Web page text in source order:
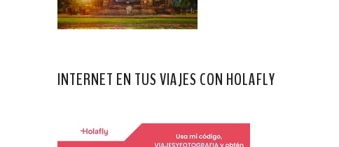
INTERNET EN TUS VIAJES CON HOLAFLY